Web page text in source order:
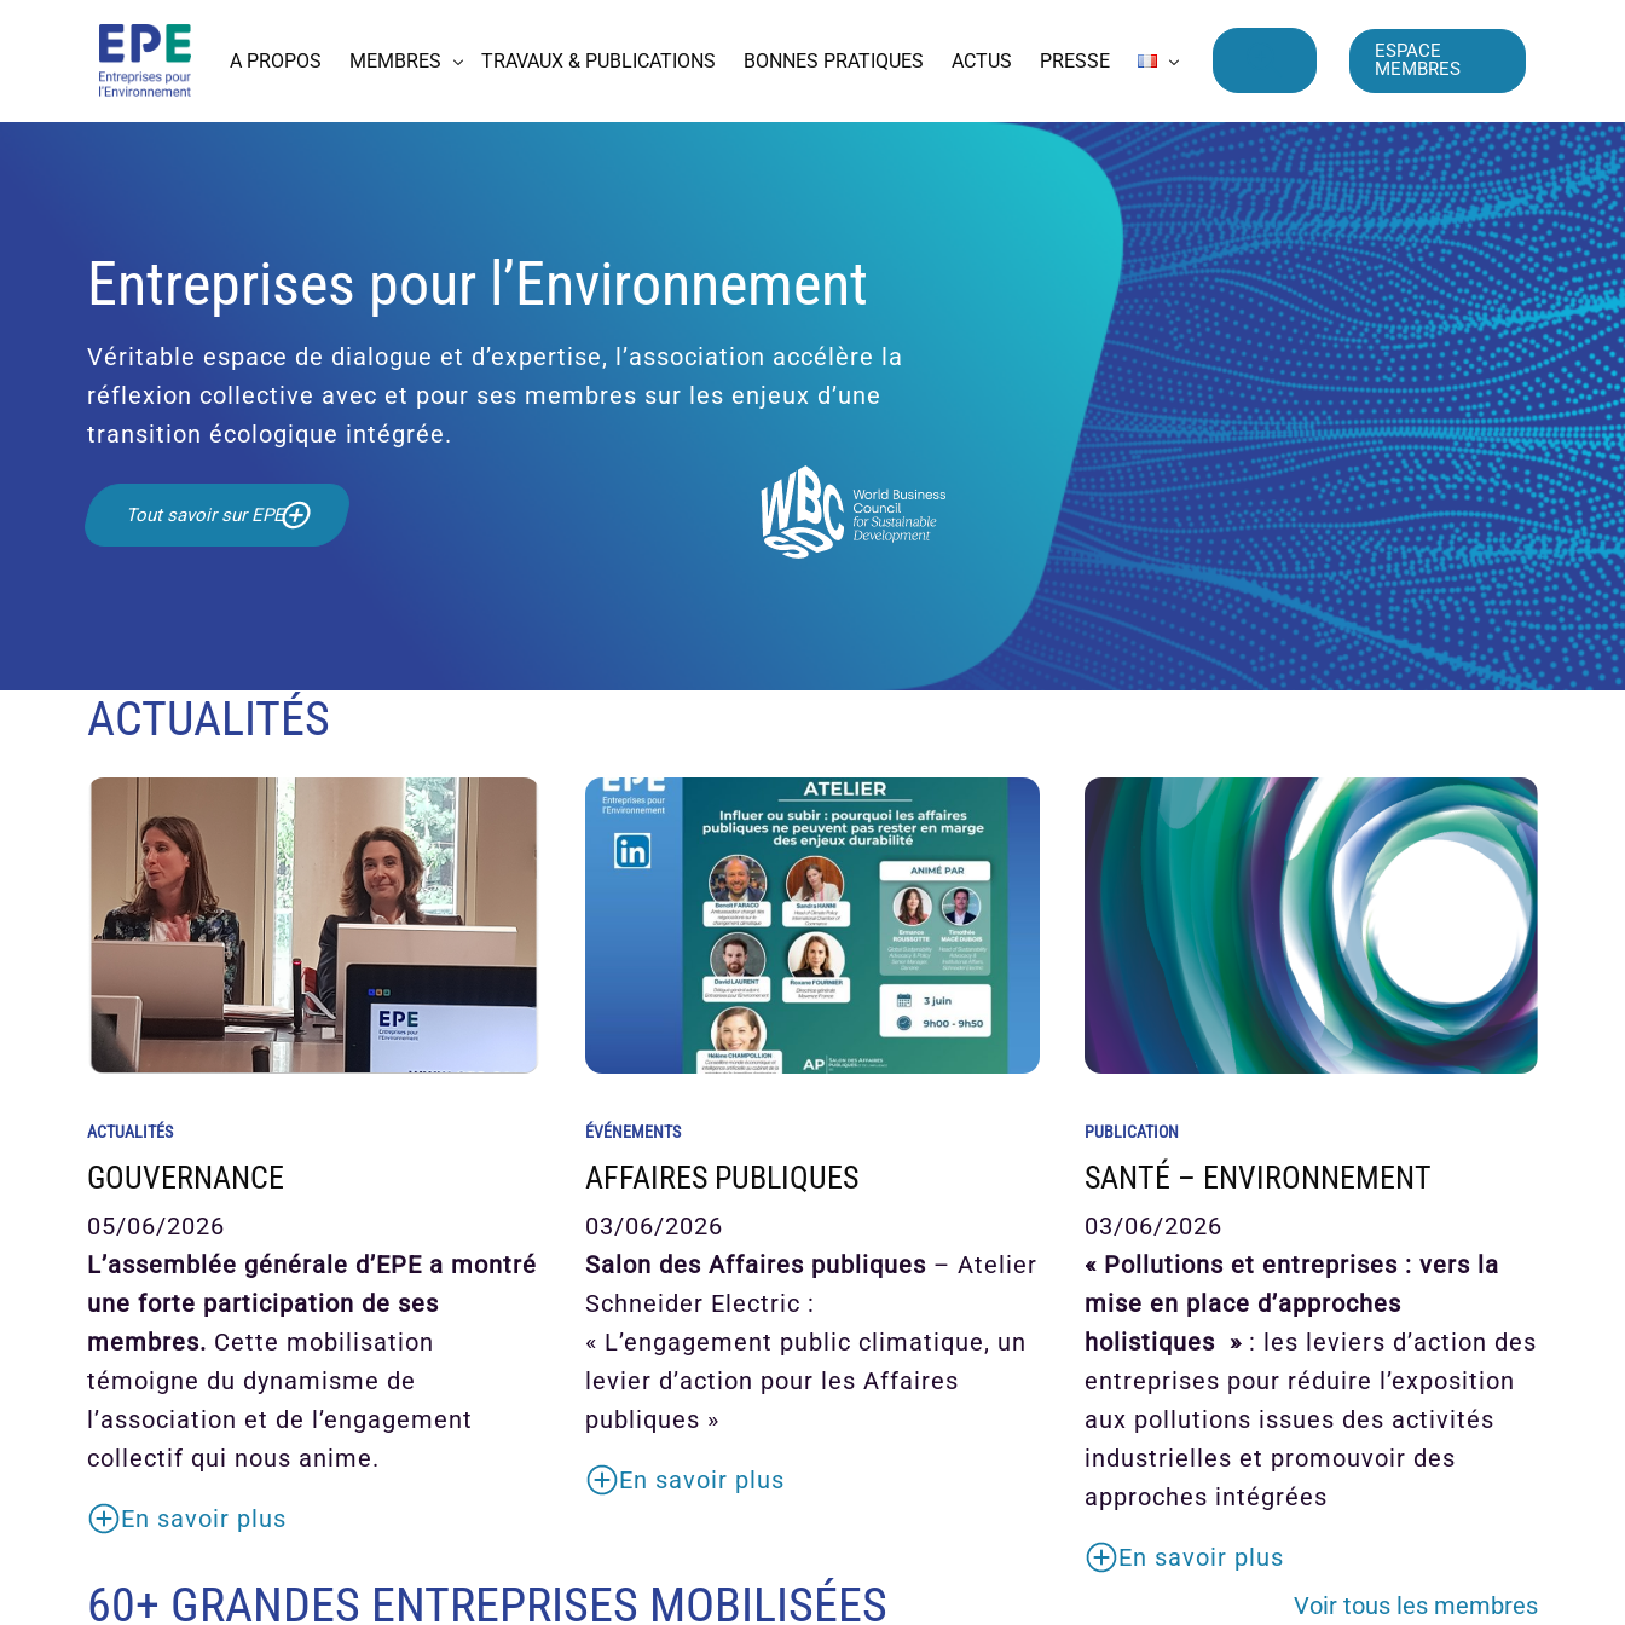
A PROPOS MEMBRES TRAVAUX & PUBLICATIONS BONNES PRATIQUES ACTUS PRESSE
ESPACE
MEMBRES
Entreprises pour l’Environnement
Véritable espace de dialogue et d’expertise, l’association accélère la
réflexion collective avec et pour ses membres sur les enjeux d’une
transition écologique intégrée.
Tout savoir sur EPE
ACTUALITÉS
ACTUALITÉS
GOUVERNANCE
05/06/2026
L’assemblée générale d’EPE a montré
une forte participation de ses
membres. Cette mobilisation
témoigne du dynamisme de
l’association et de l’engagement
collectif qui nous anime.
En savoir plus
ÉVÉNEMENTS
AFFAIRES PUBLIQUES
03/06/2026
Salon des Affaires publiques – Atelier
Schneider Electric :
« L’engagement public climatique, un
levier d’action pour les Affaires
publiques »
En savoir plus
PUBLICATION
SANTÉ – ENVIRONNEMENT
03/06/2026
« Pollutions et entreprises : vers la
mise en place d’approches
holistiques »: les leviers d’action des
entreprises pour réduire l’exposition
aux pollutions issues des activités
industrielles et promouvoir des
approches intégrées
En savoir plus
60+ GRANDES ENTREPRISES MOBILISÉES Voir tous les membres